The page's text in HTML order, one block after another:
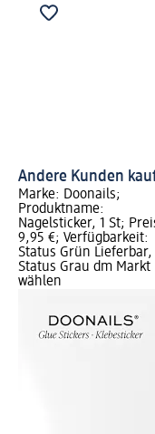
Andere Kunden
Marke: Doonails;
Produktname:
Nagelsticker, 1 St;
9,95 €; Verfügbarkeit:
Status Grün Lieferbar,
Status Grau dm Markt
wählen